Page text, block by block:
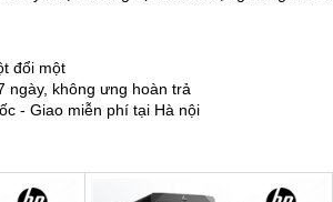
đổi một
ngày, không ưng hoàn trả
- Giao miễn phí tại Hà nội